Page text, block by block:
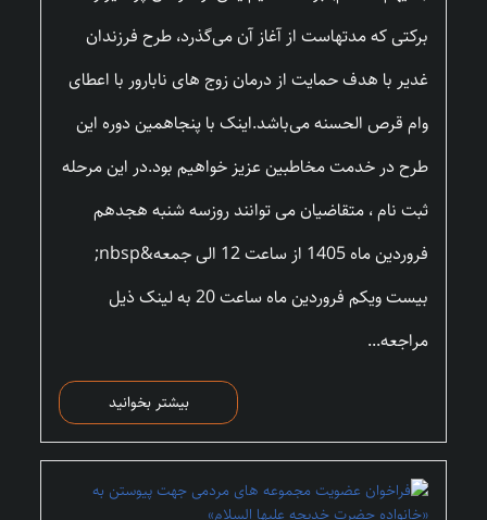
برکتی که مدتهاست از آغاز آن می‌گذرد، طرح فرزندان
غدیر با هدف حمایت از درمان زوج های نابارور با اعطای
وام قرص الحسنه می‌باشد.اینک با پنجاهمین دوره این
طرح در خدمت مخاطبین عزیز خواهیم بود.در این مرحله
ثبت نام ، متقاضیان می توانند روزسه شنبه هجدهم
فروردین ماه 1405 از ساعت 12 الی جمعه&nbsp;
بیست ویکم فروردین ماه ساعت 20 به لینک ذیل
مراجعه...
بیشتر بخوانید